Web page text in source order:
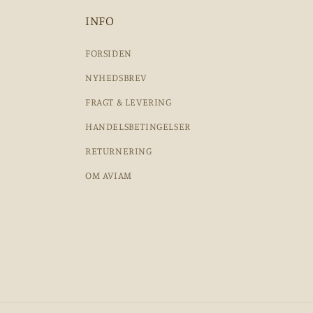
INFO
FORSIDEN
NYHEDSBREV
FRAGT & LEVERING
HANDELSBETINGELSER
RETURNERING
OM AVIAM